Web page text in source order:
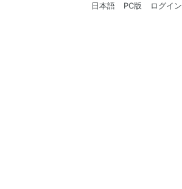
日本語 PC版 ログイン